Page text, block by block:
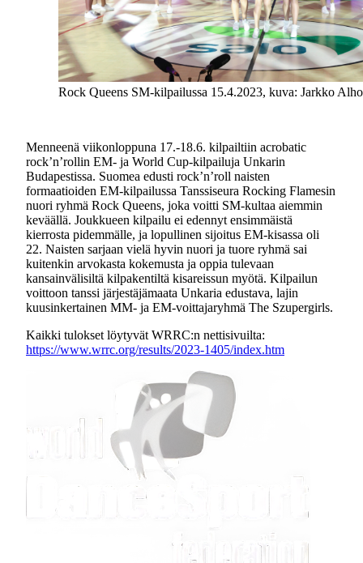
Rock Queens SM-kilpailussa 15.4.2023, kuva: Jarkko Alho
Menneenä viikonloppuna 17.-18.6. kilpailtiin acrobatic
rock’n’rollin EM- ja World Cup-kilpailuja Unkarin
Budapestissa. Suomea edusti rock’n’roll naisten
formaatioiden EM-kilpailussa Tanssiseura Rocking Flamesin
nuori ryhmä Rock Queens, joka voitti SM-kultaa aiemmin
keväällä. Joukkueen kilpailu ei edennyt ensimmäistä
kierrosta pidemmälle, ja lopullinen sijoitus EM-kisassa oli
22. Naisten sarjaan vielä hyvin nuori ja tuore ryhmä sai
kuitenkin arvokasta kokemusta ja oppia tulevaan
kansainvälisiltä kilpakentiltä kisareissun myötä. Kilpailun
voittoon tanssi järjestäjämaata Unkaria edustava, lajin
kuusinkertainen MM- ja EM-voittajaryhmä The Szupergirls.
Kaikki tulokset löytyvät WRRC:n nettisivuilta:
https://www.wrrc.org/results/2023-1405/index.htm